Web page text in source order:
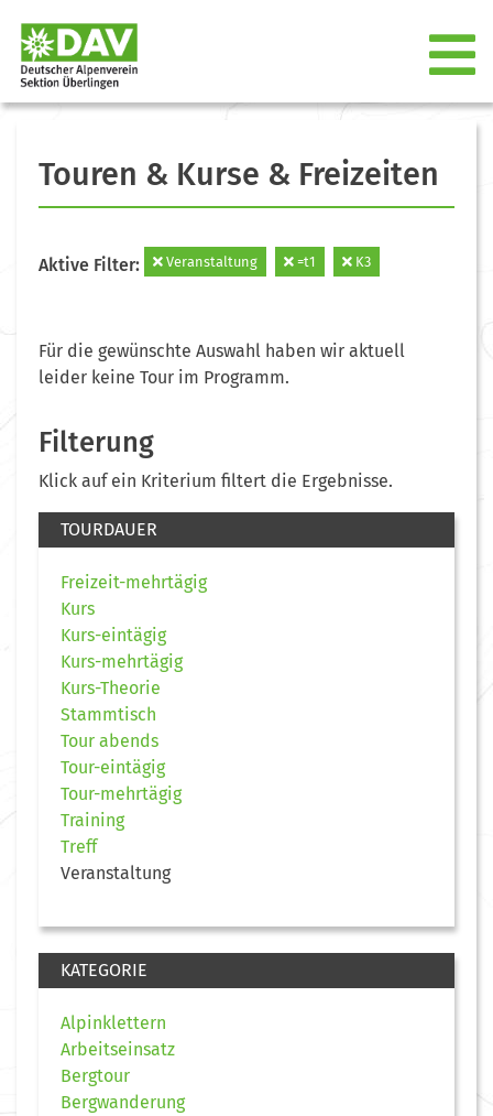
Touren & Kurse & Freizeiten
Aktive Filter: Veranstaltung =t1 K3
Für die gewünschte Auswahl haben wir aktuell
leider keine Tour im Programm.
Filterung
Klick auf ein Kriterium filtert die Ergebnisse.
TOURDAUER
Freizeit-mehrtägig
Kurs
Kurs-eintägig
Kurs-mehrtägig
Kurs-Theorie
Stammtisch
Tour abends
Tour-eintägig
Tour-mehrtägig
Training
Treff
Veranstaltung
KATEGORIE
Alpinklettern
Arbeitseinsatz
Bergtour
Bergwanderung